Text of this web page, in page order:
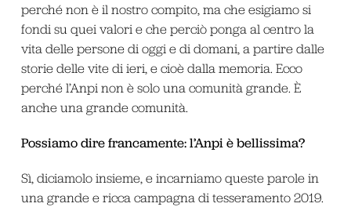
perché non è il nostro compito, ma che esigiamo si
fondi su quei valori e che perciò ponga al centro la
vita delle persone di oggi e di domani, a partire dalle
storie delle vite di ieri, e cioè dalla memoria. Ecco
perché l’Anpi non è solo una comunità grande. È
anche una grande comunità.
Possiamo dire francamente: l’Anpi è bellissima?
Sì, diciamolo insieme, e incarniamo queste parole in
una grande e ricca campagna di tesseramento 2019.